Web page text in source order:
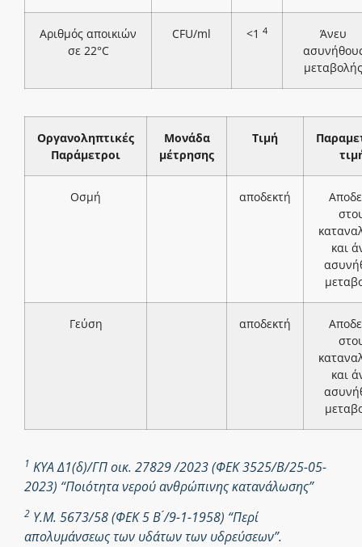
Αριθμός αποικιών
σε 22°C
CFU/ml <1 4
Άνευ
μεταβολής
Οργανοληπτικές
Παράμετροι
Μονάδα
μέτρησης
Τιμή
Οσμή αποδεκτή
και
Γεύση αποδεκτή
και
1 ΚΥΑ Δ1(δ)/ΓΠ οικ. 27829 /2023 (ΦΕΚ 3525/Β/25-05-
2023) “Ποιότητα νερού ανθρώπινης κατανάλωσης”
2 Υ.Μ. 5673/58 (ΦΕΚ 5 Β ́/9-1-1958) “Περί
απολυμάνσεως των υδάτων των υδρεύσεων”.